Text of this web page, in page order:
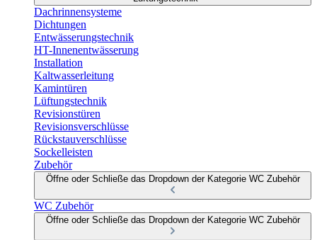
Dachrinnensysteme
Dichtungen
Entwässerungstechnik
HT-Innenentwässerung
Installation
Kaltwasserleitung
Kamintüren
Lüftungstechnik
Revisionstüren
Revisionsverschlüsse
Rückstauverschlüsse
Sockelleisten
Zubehör
Öffne oder Schließe das Dropdown der Kategorie WC Zubehör
WC Zubehör
Öffne oder Schließe das Dropdown der Kategorie WC Zubehör